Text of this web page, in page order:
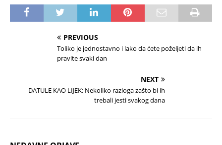
PREVIOUS
Toliko je jednostavno i lako da ćete poželjeti da ih
pravite svaki dan
NEXT
DATULE KAO LIJEK: Nekoliko razloga zašto bi ih
trebali jesti svakog dana